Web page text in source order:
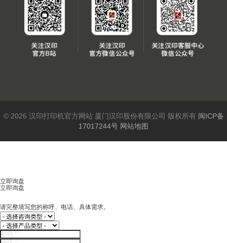
© 2026 汉印打印机官方网站 厦门汉印股份有限公司 版权所有 闽ICP备
17017244号 网站地图
立即询盘
立即询盘
请完整填写您的称呼、电话、具体需求。